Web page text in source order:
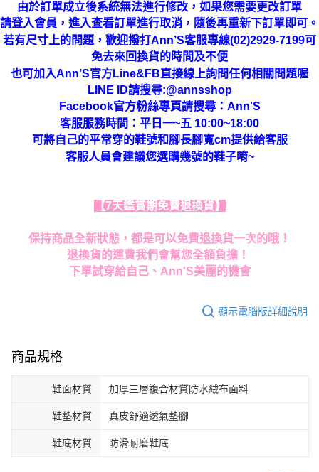
由於訂單成立後系統無法進行修改，如果您需要更改訂單
請登入會員，進入查看訂單進行取消，隨後再重新下訂單即可。
若有尺寸上的問題，歡迎撥打Ann’S客服專線(02)2929-7199可
免去來回換貨的時間及不便
也可加入Ann’S官方Line&FB直接線上詢問任何相關問題喔
LINE ID請搜尋:@annsshop
Facebook官方粉絲專頁請搜尋：Ann'S
客服服務時間：平日一~五 10:00~18:00
可將自己的平常穿的鞋號和腳長腳寬cm提供給客服
客服人員會建議您選購幾號的鞋子唷~
【7天鑑賞期免費退換貨】
保持商品全新狀態，都是可以免費退換貨一次的哦！
退換貨的運費我們會幫您全額負擔！
下單試穿給自己、Ann'S美麗的機會
顯示電腦版詳細說明
商品規格
鞋面材質 加厚三層複合材質防水絨布面料
鞋墊材質 真皮舒適透氣墊腳
鞋底材質 防滑耐磨鞋底